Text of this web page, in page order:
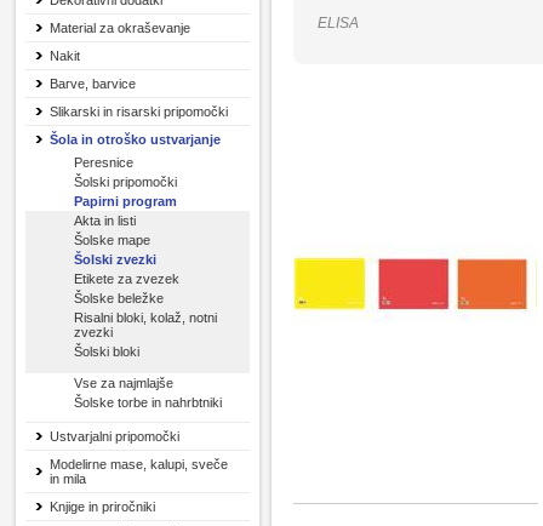
Material za okraševanje
Nakit
Barve, barvice
Slikarski in risarski pripomočki
Šola in otroško ustvarjanje
Peresnice
Šolski pripomočki
Papirni program
Akta in listi
Šolske mape
Šolski zvezki
Etikete za zvezek
Šolske beležke
Risalni bloki, kolaž, notni
zvezki
Šolski bloki
Vse za najmlajše
Šolske torbe in nahrbtniki
Ustvarjalni pripomočki
Modelirne mase, kalupi, sveče
in mila
Knjige in priročniki
ELISA